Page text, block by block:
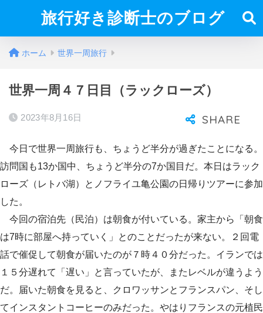
旅行好き診断士のブログ
ホーム 世界一周旅行
世界一周４７日目（ラックローズ）
2023年8月16日
今日で世界一周旅行も、ちょうど半分が過ぎたことになる。
訪問国も13か国中、ちょうど半分の7か国目だ。本日はラック
ローズ（レトバ湖）とノフライユ亀公園の日帰りツアーに参加
した。
今回の宿泊先（民泊）は朝食が付いている。家主から「朝食
は7時に部屋へ持っていく」とのことだったが来ない。２回電
話で催促して朝食が届いたのが７時４０分だった。イランでは
１５分遅れて「遅い」と言っていたが、またレベルが違うよう
だ。届いた朝食を見ると、クロワッサンとフランスパン、そし
てインスタントコーヒーのみだった。やはりフランスの元植民